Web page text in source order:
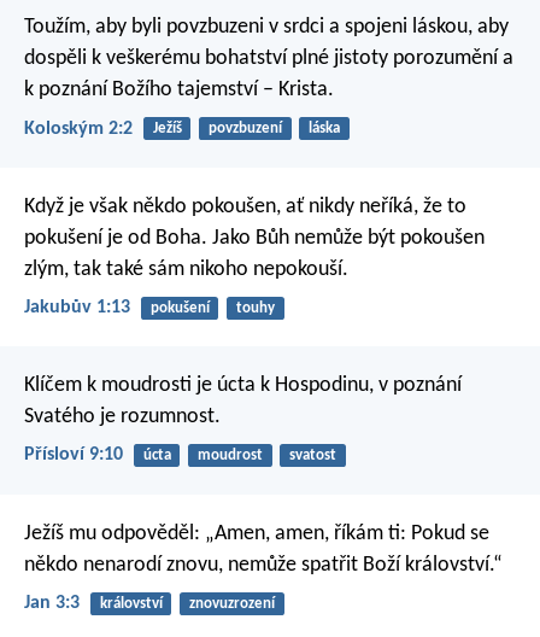
Toužím, aby byli povzbuzeni v srdci a spojeni láskou, aby
dospěli k veškerému bohatství plné jistoty porozumění a
k poznání Božího tajemství – Krista.
Koloským 2:2 Ježíš povzbuzení láska
Když je však někdo pokoušen, ať nikdy neříká, že to
pokušení je od Boha. Jako Bůh nemůže být pokoušen
zlým, tak také sám nikoho nepokouší.
Jakubův 1:13 pokušení touhy
Klíčem k moudrosti je úcta k Hospodinu, v poznání
Svatého je rozumnost.
Přísloví 9:10 úcta moudrost svatost
Ježíš mu odpověděl: „Amen, amen, říkám ti: Pokud se
někdo nenarodí znovu, nemůže spatřit Boží království.“
Jan 3:3 království znovuzrození